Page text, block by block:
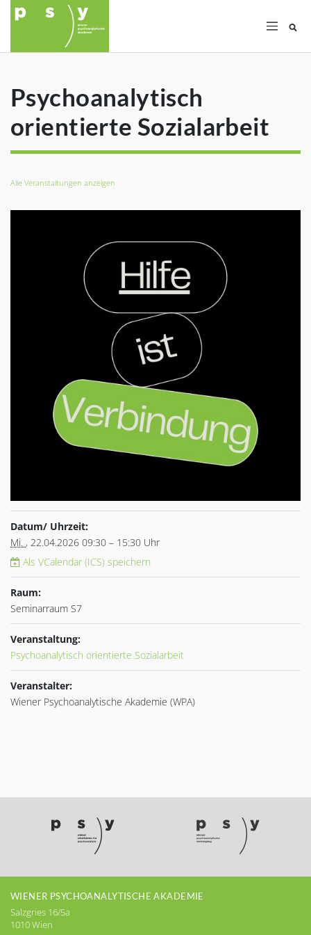
Psychoanalytisch
orientierte Sozialarbeit
Alle Veranstaltungen anzeigen
Datum/ Uhrzeit:
Mi. , 22.04.2026 09:30 – 15:30 Uhr
Als VCalendar (ICS) speichern
Raum:
Seminarraum S7
Veranstaltung:
Psychoanalytisch orientierte Sozialarbeit
Veranstalter:
Wiener Psychoanalytische Akademie (WPA)
WIENER PSYCHOANALYTISCHE AKADEMIE
Salzgries 16/5a
1010 Wien